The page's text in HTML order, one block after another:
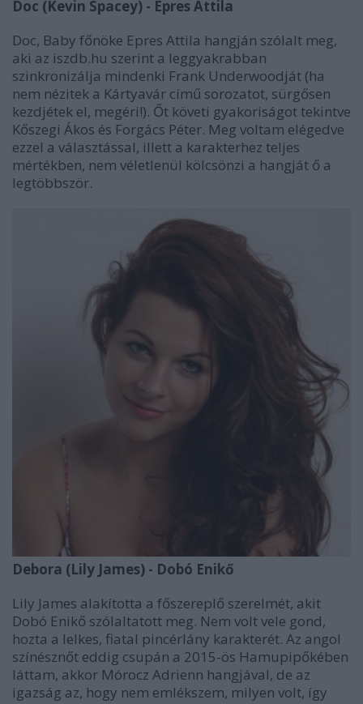
Doc (Kevin Spacey) - Epres Attila
Doc, Baby főnöke Epres Attila hangján szólalt meg,
aki az iszdb.hu szerint a leggyakrabban
szinkronizálja mindenki Frank Underwoodját (ha
nem nézitek a Kártyavár című sorozatot, sürgősen
kezdjétek el, megéri!). Őt követi gyakoriságot tekintve
Kőszegi Ákos és Forgács Péter. Meg voltam elégedve
ezzel a választással, illett a karakterhez teljes
mértékben, nem véletlenül kölcsönzi a hangját ő a
legtöbbször.
Debora (Lily James) - Dobó Enikő
Lily James alakította a főszereplő szerelmét, akit
Dobó Enikő szólaltatott meg. Nem volt vele gond,
hozta a lelkes, fiatal pincérlány karakterét. Az angol
színésznőt eddig csupán a 2015-ös Hamupipőkében
láttam, akkor Mórocz Adrienn hangjával, de az
igazság az, hogy nem emlékszem, milyen volt, így